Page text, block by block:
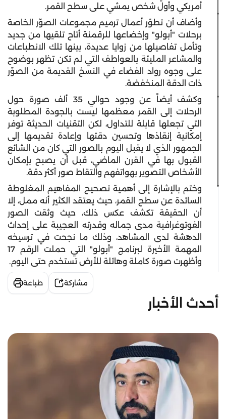
أمريكي وأول شخص يمشي على سطح القمر.
وأضاف أن تطوّر أعمال ترميم مجموعات الصوّر الخاصة
برحلات "أبولو" وإخضاعها للرقمنة أتاح تلقيها من جديد
وتأمل تفاصيلها من زوايا عديدة، بينها تلك الانطباعات
والمشاعر المليئة بالعواطف التي لم تكن تظهر بوضوح
على وجوه رواد الفضاء في النسخ القديمة من الصوّر
ذات الدقة المنخفضة.
وكشف أيضاً عن وجود حوالي 35 ألف صورة حول
الرحلات إلى القمر معظمها ليست بالجودة المطلوبة
التي تجعلها قابلة للتداول، لكن التقنيات الحديثة توفر
إمكانية إنقاذها وتحسين دقتها وإعادة تقديمها إلى
الجمهور الذي لا يقبل اليوم بالصور التي كان من الشائع
القبول بها في القرن الماضي، قبل أن يصبح بإمكان
الأشخاص التصوير بهواتفهم والتقاط صور أكثر دقة.
وختم بالإشارة إلى أهمية تصحيح المفاهيم المغلوطة
السائدة عن سطح القمر، حيث يعتقد الكثير أنه ممل، إلا
أن الحقيقة تكشف عكس ذلك، حيث وثقت الصور
الفوتوغرافية مدى جماله وقدرته العجيبة على إحداث
الدهشة لدى المشاهد، وذلك ما نجحت في ترسيخه
المهمة الأخيرة لبرنامج "أبولو" التي حملت الرقم 17
وأظهرت صورة كاملة وهائلة للأرض تستخدم حتى اليوم.
مشاركة طباعة
أحدث الأخبار